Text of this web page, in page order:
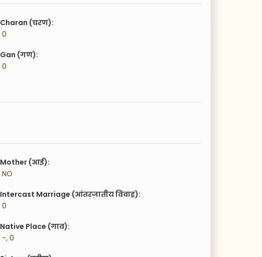
Charan (चरण):
0
Gan (गण):
0
Mother (आई):
NO
Intercast Marriage (आंतरजातीय विवाह):
0
Native Place (गाव):
-, 0